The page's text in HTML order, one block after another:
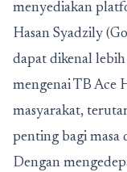
menyediakan
Hasan Syadzily
dapat dikenal
mengenai TB Ace
masyarakat,
penting bagi masa
Dengan